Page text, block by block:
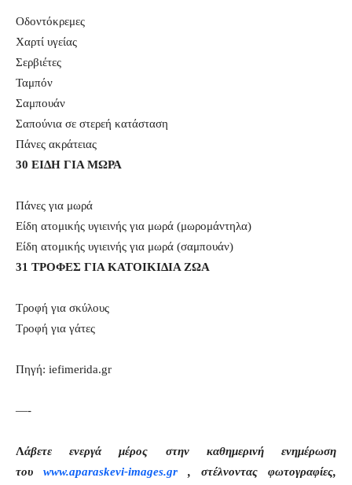
Οδοντόκρεμες
Χαρτί υγείας
Σερβιέτες
Ταμπόν
Σαμπουάν
Σαπούνια σε στερεή κατάσταση
Πάνες ακράτειας
30 ΕΙΔΗ ΓΙΑ ΜΩΡΑ
Πάνες για μωρά
Είδη ατομικής υγιεινής για μωρά (μωρομάντηλα)
Είδη ατομικής υγιεινής για μωρά (σαμπουάν)
31 ΤΡΟΦΕΣ ΓΙΑ ΚΑΤΟΙΚΙΔΙΑ ΖΩΑ
Τροφή για σκύλους
Τροφή για γάτες
Πηγή: iefimerida.gr
—-
Λάβετε ενεργά μέρος στην καθημερινή ενημέρωση
του www.aparaskevi-images.gr , στέλνοντας φωτογραφίες,